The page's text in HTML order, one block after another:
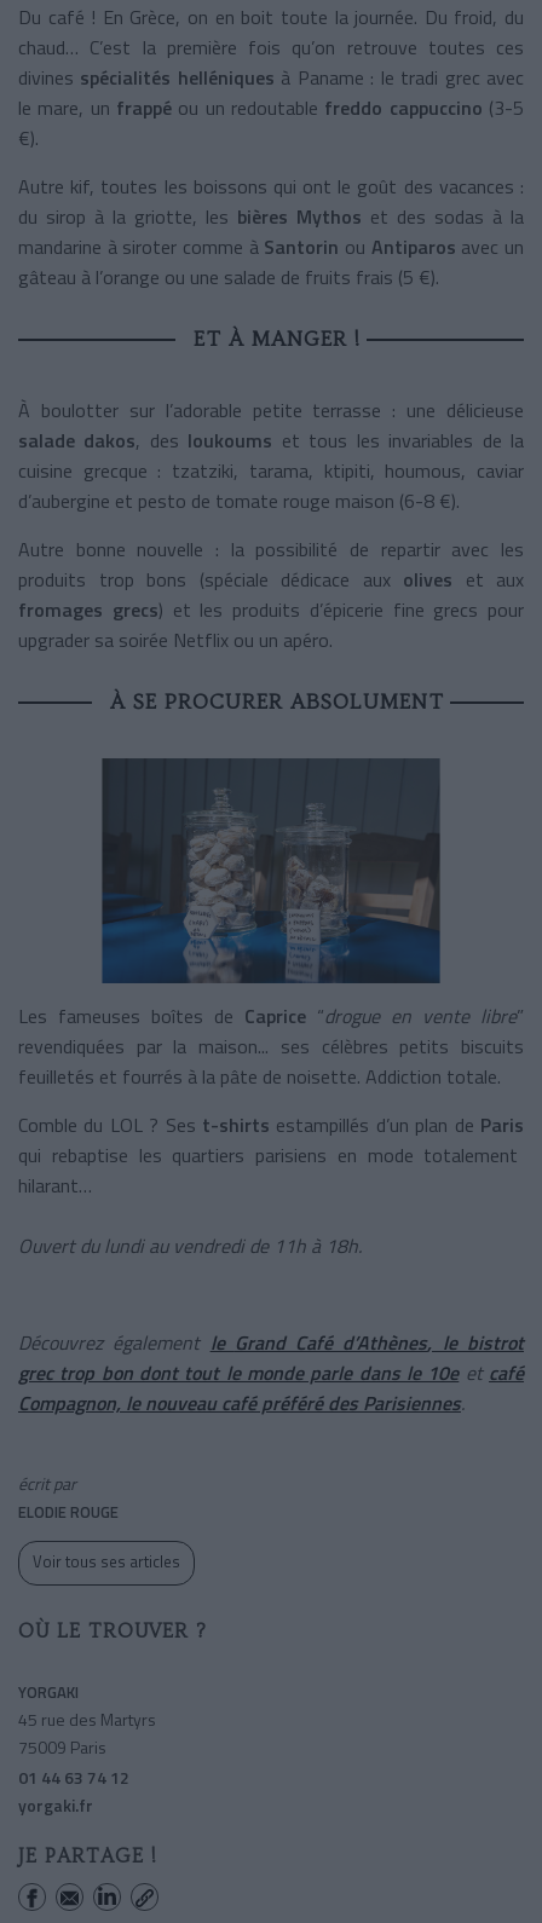
Du café ! En Grèce, on en boit toute la journée. Du froid, du
chaud… C’est la première fois qu’on retrouve toutes ces
divines spécialités helléniques à Paname : le tradi grec avec
le mare, un frappé ou un redoutable freddo cappuccino (3-5
€).
Autre kif, toutes les boissons qui ont le goût des vacances :
du sirop à la griotte, les bières Mythos et des sodas à la
mandarine à siroter comme à Santorin ou Antiparos avec un
gâteau à l’orange ou une salade de fruits frais (5 €).
ET À MANGER !
À boulotter sur l’adorable petite terrasse : une délicieuse
salade dakos, des loukoums et tous les invariables de la
cuisine grecque : tzatziki, tarama, ktipiti, houmous, caviar
d’aubergine et pesto de tomate rouge maison (6-8 €).
Autre bonne nouvelle : la possibilité de repartir avec les
produits trop bons (spéciale dédicace aux olives et aux
fromages grecs) et les produits d’épicerie fine grecs pour
upgrader sa soirée Netflix ou un apéro.
À SE PROCURER ABSOLUMENT
Les fameuses boîtes de Caprice “drogue en vente libre”
revendiquées par la maison... ses célèbres petits biscuits
feuilletés et fourrés à la pâte de noisette. Addiction totale.
Comble du LOL ? Ses t-shirts estampillés d’un plan de Paris
qui rebaptise les quartiers parisiens en mode totalement
hilarant…
Ouvert du lundi au vendredi de 11h à 18h.
Découvrez également le Grand Café d’Athènes, le bistrot
grec trop bon dont tout le monde parle dans le 10e et café
Compagnon, le nouveau café préféré des Parisiennes.
écrit par
ELODIE ROUGE
Voir tous ses articles
OÙ LE TROUVER ?
YORGAKI
45 rue des Martyrs
75009 Paris
01 44 63 74 12
yorgaki.fr
JE PARTAGE !